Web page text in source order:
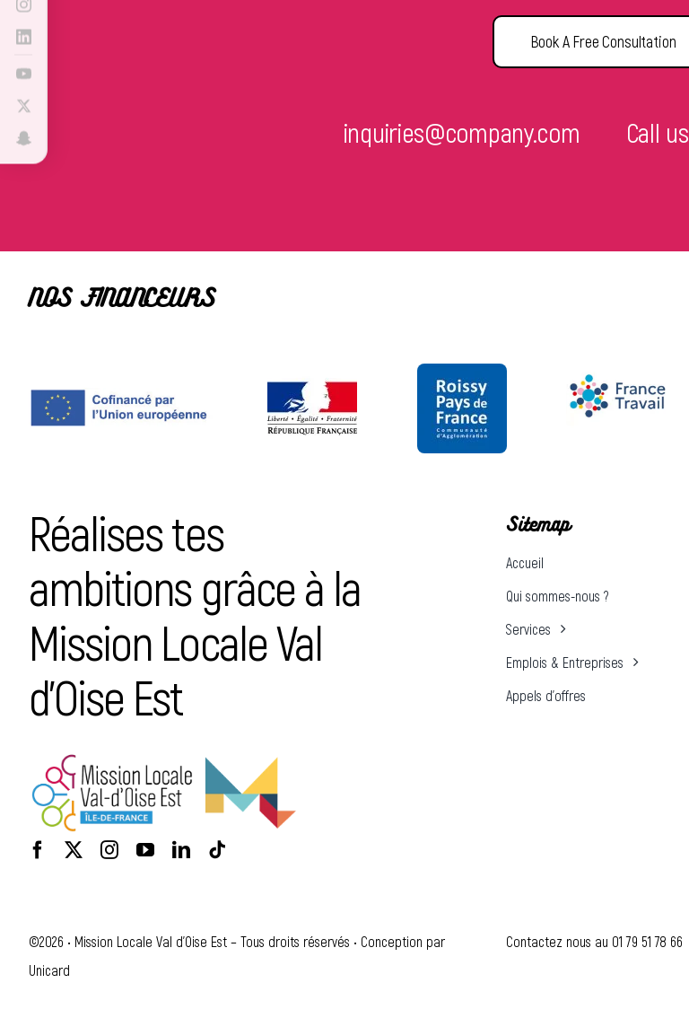
Book A Free Consultation
inquiries@company.com Call us
NOS FINANCEURS
Réalises tes
ambitions grâce à la
Mission Locale Val
d’Oise Est
Sitemap
Accueil
Qui sommes-nous ?
Services
Emplois & Entreprises
Appels d’offres
©2026 • Mission Locale Val d'Oise Est – Tous droits réservés • Conception par
Unicard
Contactez nous au 01 79 51 78 66